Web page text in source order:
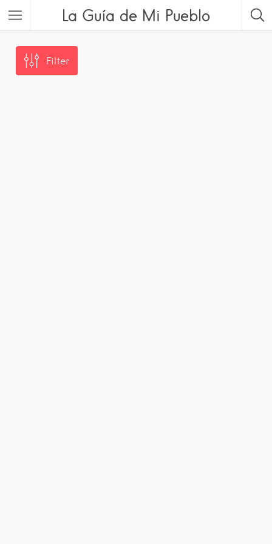
La Guía de Mi Pueblo
Filter